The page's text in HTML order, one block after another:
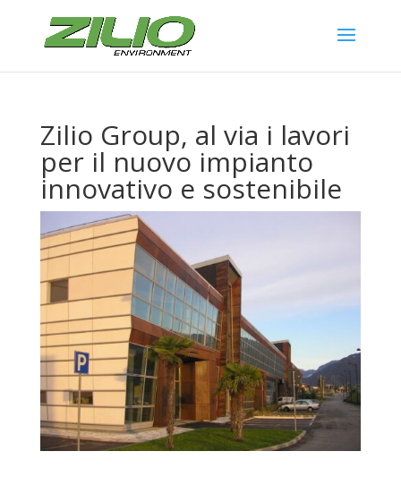
Zilio Group, al via i lavori
per il nuovo impianto
innovativo e sostenibile